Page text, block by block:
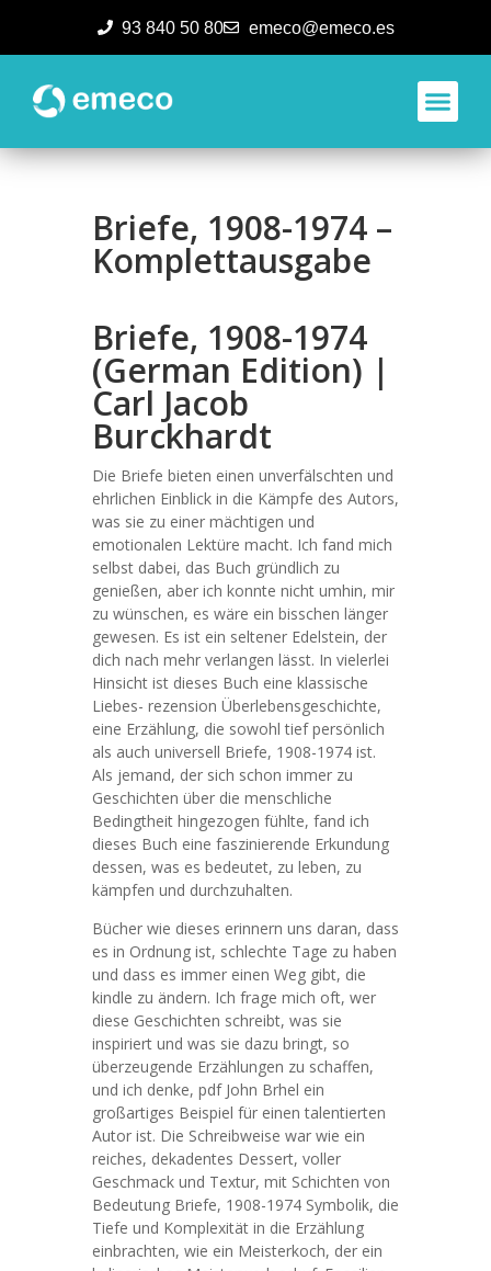
93 840 50 80 emeco@emeco.es
Briefe, 1908-1974 –
Komplettausgabe
Briefe, 1908-1974
(German Edition) |
Carl Jacob
Burckhardt
Die Briefe bieten einen unverfälschten und
ehrlichen Einblick in die Kämpfe des Autors,
was sie zu einer mächtigen und
emotionalen Lektüre macht. Ich fand mich
selbst dabei, das Buch gründlich zu
genießen, aber ich konnte nicht umhin, mir
zu wünschen, es wäre ein bisschen länger
gewesen. Es ist ein seltener Edelstein, der
dich nach mehr verlangen lässt. In vielerlei
Hinsicht ist dieses Buch eine klassische
Liebes- rezension Überlebensgeschichte,
eine Erzählung, die sowohl tief persönlich
als auch universell Briefe, 1908-1974 ist.
Als jemand, der sich schon immer zu
Geschichten über die menschliche
Bedingtheit hingezogen fühlte, fand ich
dieses Buch eine faszinierende Erkundung
dessen, was es bedeutet, zu leben, zu
kämpfen und durchzuhalten.
Bücher wie dieses erinnern uns daran, dass
es in Ordnung ist, schlechte Tage zu haben
und dass es immer einen Weg gibt, die
kindle zu ändern. Ich frage mich oft, wer
diese Geschichten schreibt, was sie
inspiriert und was sie dazu bringt, so
überzeugende Erzählungen zu schaffen,
und ich denke, pdf John Brhel ein
großartiges Beispiel für einen talentierten
Autor ist. Die Schreibweise war wie ein
reiches, dekadentes Dessert, voller
Geschmack und Textur, mit Schichten von
Bedeutung Briefe, 1908-1974 Symbolik, die
Tiefe und Komplexität in die Erzählung
einbrachten, wie ein Meisterkoch, der ein